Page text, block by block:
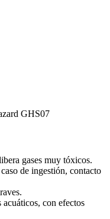
GHS07
gases muy tóxicos.
de ingestión, contacto
con efectos